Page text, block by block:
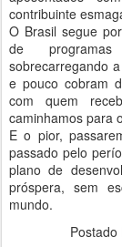
contribuinte
O Brasil segue
de programas
sobrecarregando
e pouco cobram
com quem
caminhamos para
E o pior,
passado pelo
plano de
próspera, sem
mundo.
Postado